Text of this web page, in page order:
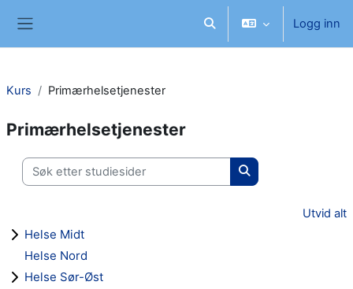
Veksle inndata for søk
Logg inn
Kurs Primærhelsetjenester
Primærhelsetjenester
Søk etter studiesider
Søk etter
Utvid alt
Helse Midt
Helse Nord
Helse Sør-Øst